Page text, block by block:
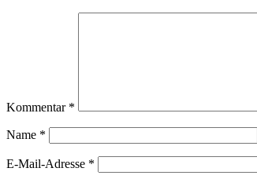
Kommentar *
Name *
E-Mail-Adresse *